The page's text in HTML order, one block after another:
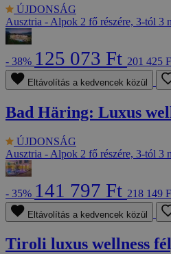
ÚJDONSÁG
Ausztria - Alpok 2 fő részére, 3-tól 3
- 38% 125 073 Ft 201 425
Eltávolítás a kedvencek közül
Bad Häring: Luxus
ÚJDONSÁG
Ausztria - Alpok 2 fő részére, 3-tól 3
- 35% 141 797 Ft 218 149
Eltávolítás a kedvencek közül
Tiroli luxus wellness